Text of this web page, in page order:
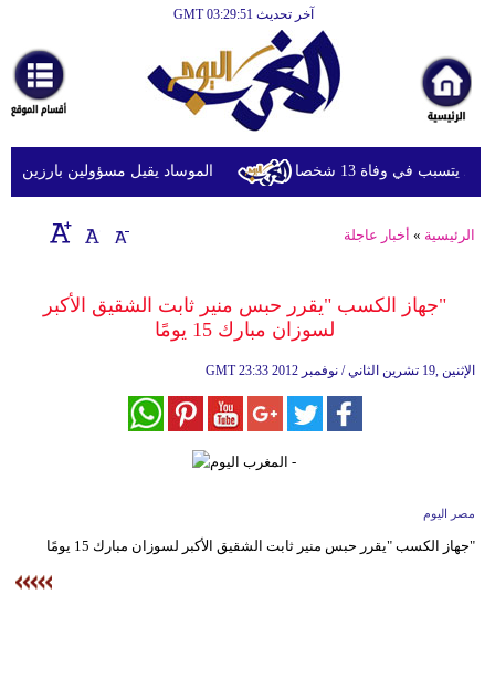
آخر تحديث GMT 03:29:51
أخبارعاجلة
رياضة
ثقافة
إقتصاد
وموسيقى
ديكور
الموساد يقيل مسؤولين بارزين بعد في وفاة 13 شخصا
الرئيسية » أخبار عاجلة
"جهاز الكسب "يقرر حبس منير ثابت الشقيق الأكبر
لسوزان مبارك 15 يومًا
GMT 23:33 2012 الإثنين ,19 تشرين الثاني / نوفمبر
مصر اليوم
"جهاز الكسب "يقرر حبس منير ثابت الشقيق الأكبر لسوزان مبارك 15 يومًا